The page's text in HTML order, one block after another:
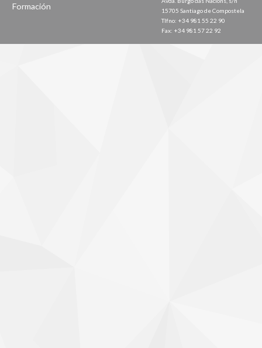
Formación
15705 Santiago de Compostela
Tlfno: +34 981 55 22 90
Fax: +34 981 57 22 92